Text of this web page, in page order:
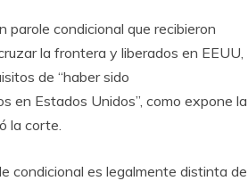
parole condicional que recibieron
la frontera y liberados en EEUU,
de “haber sido
en Estados Unidos”, como expone la
la corte.
condicional es legalmente distinta de